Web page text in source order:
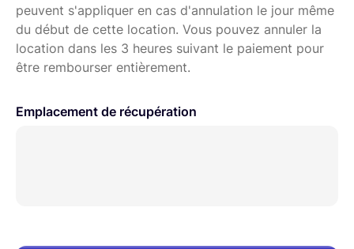
peuvent s'appliquer en cas d'annulation le jour même
du début de cette location. Vous pouvez annuler la
location dans les 3 heures suivant le paiement pour
être rembourser entièrement.
Emplacement de récupération